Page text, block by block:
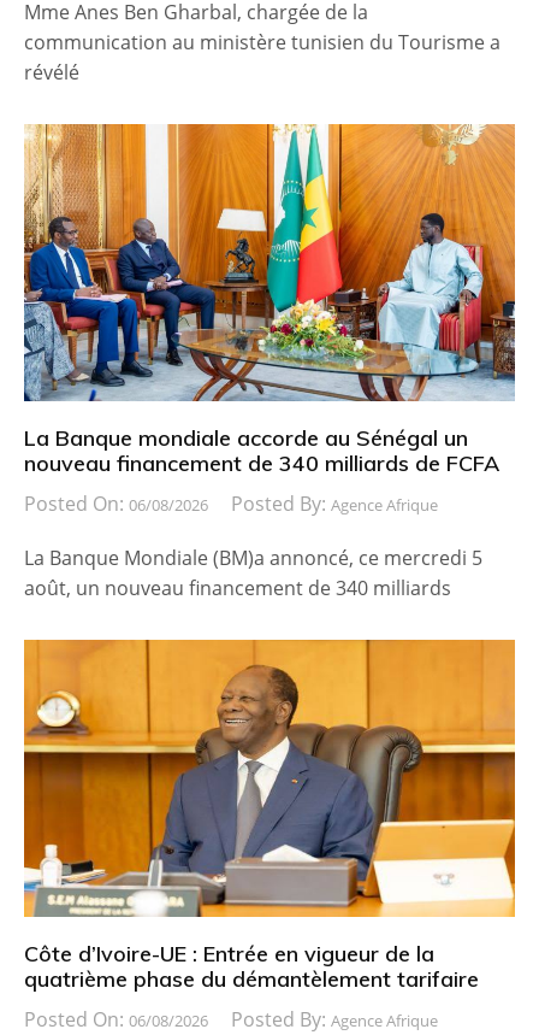
Mme Anes Ben Gharbal, chargée de la
communication au ministère tunisien du Tourisme a
révélé
La Banque mondiale accorde au Sénégal un
nouveau financement de 340 milliards de FCFA
Posted On: 06/08/2026 Posted By: Agence Afrique
La Banque Mondiale (BM)a annoncé, ce mercredi 5
août, un nouveau financement de 340 milliards
Côte d’Ivoire-UE : Entrée en vigueur de la
quatrième phase du démantèlement tarifaire
Posted On: 06/08/2026 Posted By: Agence Afrique